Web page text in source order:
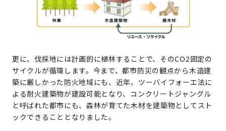
更に、伐採地には計画的に植林することで、そのCO2固定の
サイクルが循環します。今まで、都市防災の観点から木造建
築に厳しかった防火地域にも、近年、ツーバイフォーエ法に
よる耐火建築物が建設可能となり、コンクリートジャングル
と呼ばれた都市にも、森林が育てた木材を建築物としてスト
ックできることとなりました。